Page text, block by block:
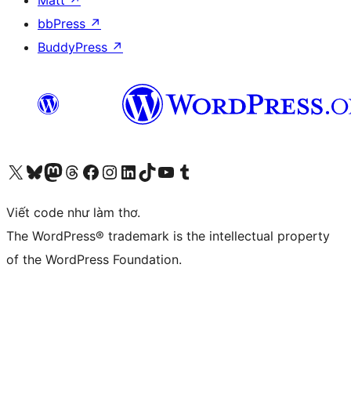
bbPress ↗
BuddyPress ↗
Truy cập tài khoản X (trước đây là Twitter) của chúng tôiVisit our Bluesky account
Visit our Mastodon account
Visit our Threads account
Xem trang Facebook của chúng tôiTruy cập tài khoản Instagram của chúng tôiTruy cập tài khoản LinkedIn của chúng tôiVisit our TikTok account
Truy cập kênh YouTube của chúng tôi Visit our Tumblr account
Viết code như làm thơ.
The WordPress® trademark is the intellectual property
of the WordPress Foundation.